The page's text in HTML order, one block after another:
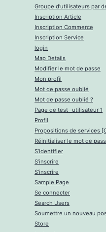
Groupe d’utilisateurs par
Inscription Article
Inscription Commerce
Inscription Service
login
Map Details
Modifier le mot de passe
Mon profil
Mot de passe oublié
Mot de passe oublié ?
Page de test _utilisateur 1
Profil
Propositions de services
Réinitialiser le mot de
S’identifier
S’inscrire
S’inscrire
Sample Page
Se connecter
Search Users
Soumettre un nouveau
Store